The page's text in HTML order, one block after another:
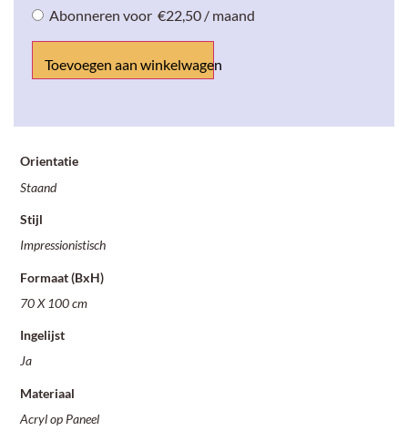
Abonneren voor €22,50 / maand
Toevoegen aan winkelwagen
Orientatie
Staand
Stijl
Impressionistisch
Formaat (BxH)
70 X 100 cm
Ingelijst
Ja
Materiaal
Acryl op Paneel